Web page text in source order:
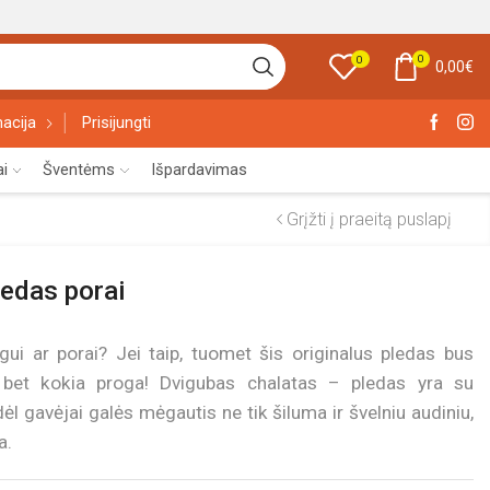
0 0 0,00€
Prisijungti
Šventėms Išpardavimas
Grįžti į praeitą puslapį
porai
ar porai? Jei taip, tuomet šis originalus pledas bus
kokia proga! Dvigubas chalatas – pledas yra su
gavėjai galės mėgautis ne tik šiluma ir švelniu audiniu,